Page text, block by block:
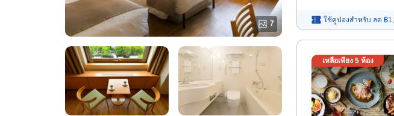
7 ใช้คูปองสำหรับ ลด ฿
เหลือเพียง 5ห้อง